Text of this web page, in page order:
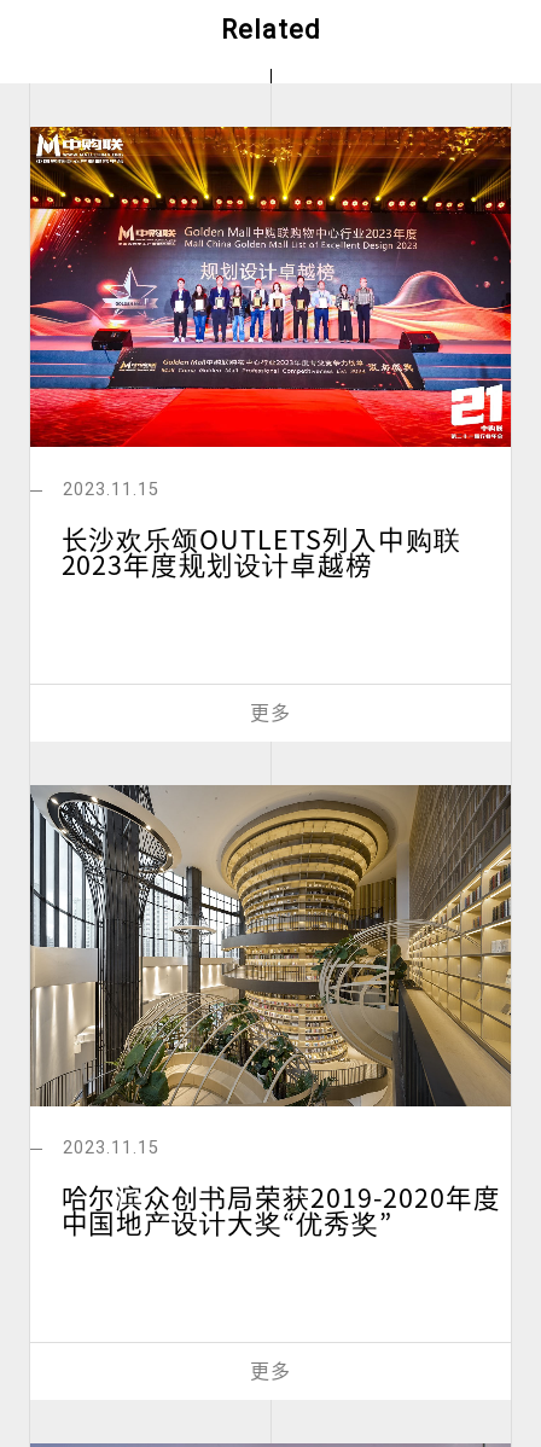
Related
2023.11.15
长沙欢乐颂OUTLETS列入中购联
2023年度规划设计卓越榜
更多
2023.11.15
哈尔滨众创书局荣获2019-2020年度
中国地产设计大奖“优秀奖”
更多